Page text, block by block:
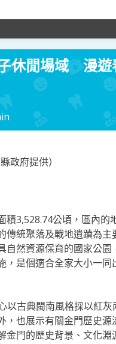
休閒場域 漫遊
政府提供）
積3,528.74公頃，區內
傳統聚落及戰地遺蹟為
自然資源保育的國家公
，是個適合全家大小一
以古典閩南風格採以紅
，也展示有關金門歷史
金門的歷史背景、文化